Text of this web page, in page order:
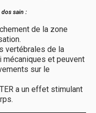
dos sain :
de la zone
vertébrales de la
et peuvent
sur le
a un effet stimulant